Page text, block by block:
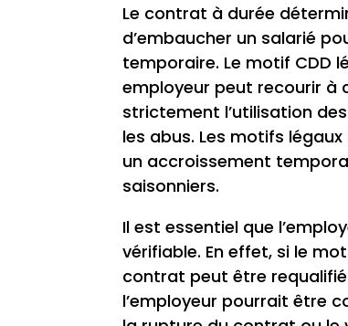
Le contrat à durée
d’embaucher un salarié
temporaire. Le motif CDD
employeur peut recourir à
strictement l’utilisation
les abus. Les motifs
un accroissement
saisonniers.
Il est essentiel que
vérifiable. En effet, si le
contrat peut être
l’employeur pourrait être